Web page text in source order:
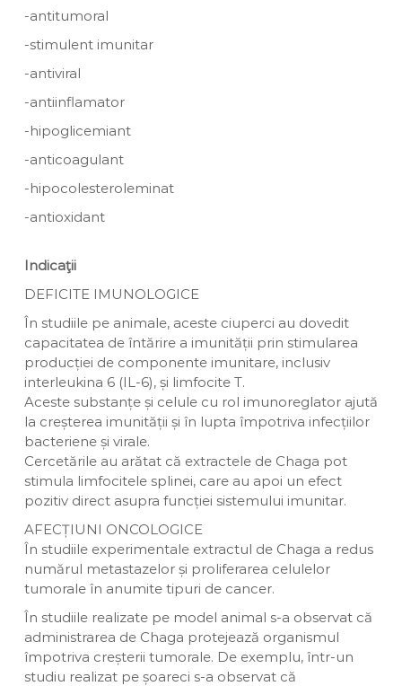
-antitumoral
-stimulent imunitar
-antiviral
-antiinflamator
-hipoglicemiant
-anticoagulant
-hipocolesteroleminat
-antioxidant
Indicaţii
DEFICITE IMUNOLOGICE
În studiile pe animale, aceste ciuperci au dovedit
capacitatea de întărire a imunității prin stimularea
producției de componente imunitare, inclusiv
interleukina 6 (IL-6), și limfocite T.
Aceste substanțe și celule cu rol imunoreglator ajută
la creșterea imunității și în lupta împotriva infecțiilor
bacteriene și virale.
Cercetările au arătat că extractele de Chaga pot
stimula limfocitele splinei, care au apoi un efect
pozitiv direct asupra funcției sistemului imunitar.
AFECȚIUNI ONCOLOGICE
În studiile experimentale extractul de Chaga a redus
numărul metastazelor și proliferarea celulelor
tumorale în anumite tipuri de cancer.
În studiile realizate pe model animal s-a observat că
administrarea de Chaga protejează organismul
împotriva creșterii tumorale. De exemplu, într-un
studiu realizat pe șoareci s-a observat că